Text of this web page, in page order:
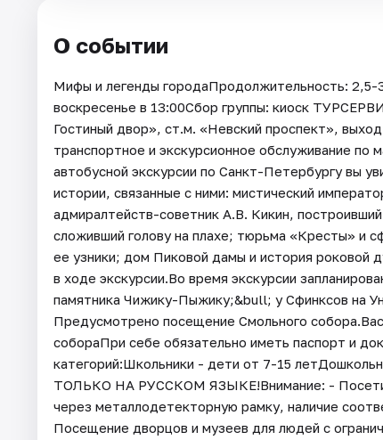
О событии
Мифы и легенды городаПродолжительность: 2,5-
воскресенье в 13:00Сбор группы: киоск
Гостиный двор», ст.м. «Невский проспект»,
транспортное и экскурсионное обслуживание
автобусной экскурсии по Санкт-Петербургу вы
истории, связанные с ними: мистический
адмиралтейств-советник А.В. Кикин,
сложивший голову на плахе; тюрьма «Кресты» и
ее узники; дом Пиковой дамы и история роковой
в ходе экскурсии.Во время экскурсии
памятника Чижику-Пыжику;&bull; у Сфинксов на
Предусмотрено посещение Смольного
собораПри себе обязательно иметь паспорт и
категорий:Школьники - дети от 7-15
ТОЛЬКО НА РУССКОМ ЯЗЫКЕ!Внимание: -
через металлодетекторную рамку, наличие
Посещение дворцов и музеев для людей с